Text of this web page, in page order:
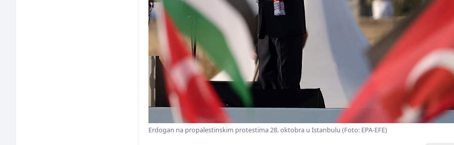
Erdogan na propalestinskim protestima 28. oktobra u Istanbulu (Foto: EPA-EFE)